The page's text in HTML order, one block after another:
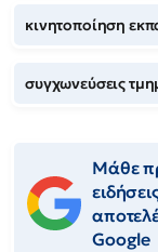
κινητοποίηση
συγχωνεύσεις
Μάθε
Google